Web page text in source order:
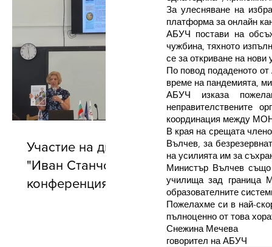
Участие на директора на БУ
"Иван Станчов" в годишната
конференция на АБУЧ
За улесняване на
платформа за онлайн
АБУЧ постави на
чужбина, тяхното
се за откриване на
По повод подаденото
време на пандемията,
АБУЧ изказа
неправителствените
координация между
В края на срещата
Вълчев, за
на усилията им за
Министър Вълчев също
училища зад граница
образователните
Пожелахме си в най-
пълноценно от това
Снежина Мечева
говорител на АБУЧ